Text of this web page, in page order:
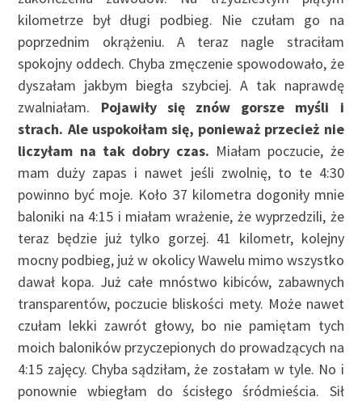
kilometrze był długi podbieg. Nie czułam go na
poprzednim okrążeniu. A teraz nagle straciłam
spokojny oddech. Chyba zmęczenie spowodowało, że
dyszałam jakbym biegła szybciej. A tak naprawdę
zwalniałam. Pojawiły się znów gorsze myśli i
strach. Ale uspokoiłam się, ponieważ przecież nie
liczyłam na tak dobry czas. Miałam poczucie, że
mam duży zapas i nawet jeśli zwolnię, to te 4:30
powinno być moje. Koło 37 kilometra dogoniły mnie
baloniki na 4:15 i miałam wrażenie, że wyprzedzili, że
teraz będzie już tylko gorzej. 41 kilometr, kolejny
mocny podbieg, już w okolicy Wawelu mimo wszystko
dawał kopa. Już całe mnóstwo kibiców, zabawnych
transparentów, poczucie bliskości mety. Może nawet
czułam lekki zawrót głowy, bo nie pamiętam tych
moich baloników przyczepionych do prowadzących na
4:15 zajęcy. Chyba sądziłam, że zostałam w tyle. No i
ponownie wbiegłam do ścisłego śródmieścia. Sił